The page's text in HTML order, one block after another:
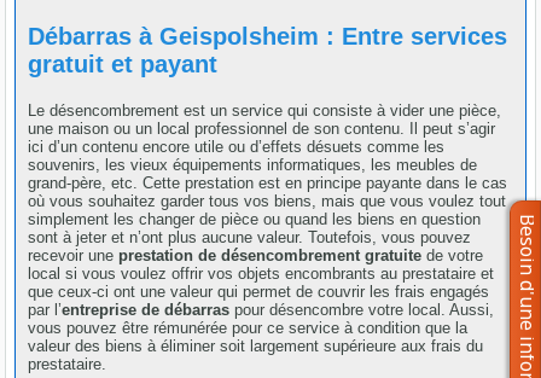
Débarras à Geispolsheim : Entre services
gratuit et payant
Le désencombrement est un service qui consiste à vider une pièce,
une maison ou un local professionnel de son contenu. Il peut s’agir
ici d’un contenu encore utile ou d’effets désuets comme les
souvenirs, les vieux équipements informatiques, les meubles de
grand-père, etc. Cette prestation est en principe payante dans le cas
où vous souhaitez garder tous vos biens, mais que vous voulez tout
simplement les changer de pièce ou quand les biens en question
sont à jeter et n’ont plus aucune valeur. Toutefois, vous pouvez
recevoir une prestation de désencombrement gratuite de votre
local si vous voulez offrir vos objets encombrants au prestataire et
que ceux-ci ont une valeur qui permet de couvrir les frais engagés
par l’entreprise de débarras pour désencombre votre local. Aussi,
vous pouvez être rémunérée pour ce service à condition que la
valeur des biens à éliminer soit largement supérieure aux frais du
prestataire.